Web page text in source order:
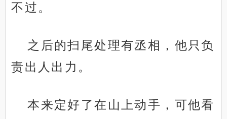
不过。
之后的扫尾处理有丞相，他只负
责出人出力。
本来定好了在山上动手，可他看